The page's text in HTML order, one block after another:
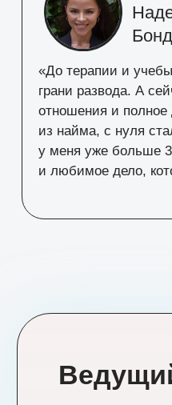
Я ИДУ!